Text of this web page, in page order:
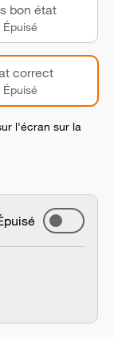
bon état
Épuisé
correct
Épuisé
l'écran sur la